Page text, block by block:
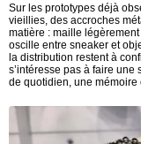
Sur les prototypes déjà
vieillies, des accroches
matière : maille
oscille entre sneaker et
la distribution restent à
s’intéresse pas à faire
de quotidien, une mémoire